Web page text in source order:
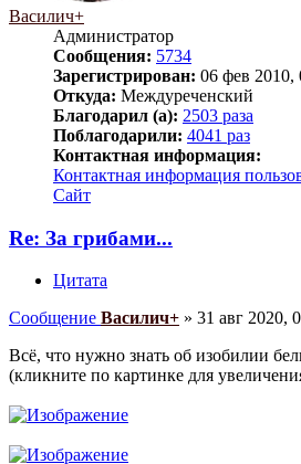
Василич+
Администратор
Сообщения: 5734
Зарегистрирован: 06 фев 2010,
Откуда: Междуреченский
Благодарил (а): 2503 раза
Поблагодарили: 4041 раз
Контактная информация:
Контактная информация
Сайт
Re: За грибами...
Цитата
Сообщение Василич+ » 31 авг 2020,
Всё, что нужно знать об изобилии
(кликните по картинке для